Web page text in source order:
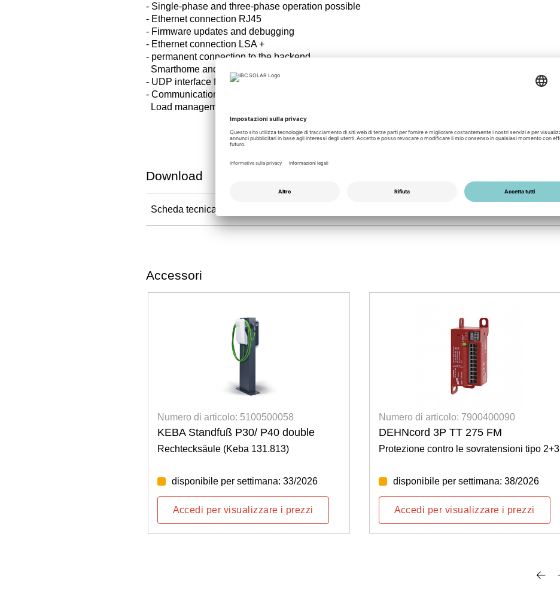
- Single-phase and three-phase operation possible
- Ethernet connection RJ45
- Firmware updates and debugging
- Ethernet connection LSA +
- permanent connection to the backend,
Smarthome and other KeContact P30
- UDP interface for smart home integration
- Communication for OCPP and
Load management as a slave
Download
Scheda tecnica
Accessori
Numero di articolo: 5100500058
KEBA Standfuß P30/ P40 double
Rechtecksäule (Keba 131.813)
disponibile per settimana: 33/2026
Accedi per visualizzare i prezzi
Numero di articolo: 7900400090
DEHNcord 3P TT 275 FM
Protezione contro le sovratensioni tipo 2+3
disponibile per settimana: 38/2026
Accedi per visualizzare i prezzi